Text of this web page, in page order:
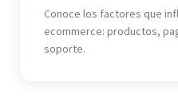
Conoce los factores que
ecommerce: productos,
soporte.